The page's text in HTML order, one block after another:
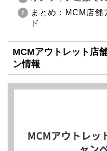
まとめ：MCM店舗
ド
MCMアウトレット店
ン情報